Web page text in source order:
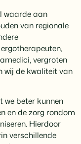
waarde aan
van regionale
vergroten
wij de kwaliteit van
we beter kunnen
en de zorg rondom
Hierdoor
verschillende